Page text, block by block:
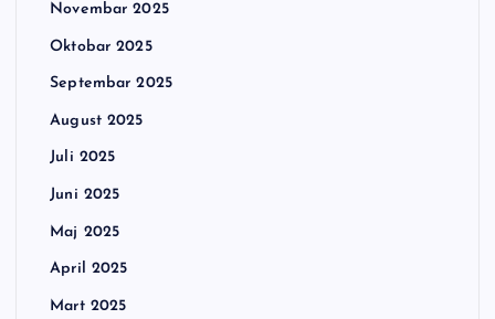
Novembar 2025
Oktobar 2025
Septembar 2025
August 2025
Juli 2025
Juni 2025
Maj 2025
April 2025
Mart 2025